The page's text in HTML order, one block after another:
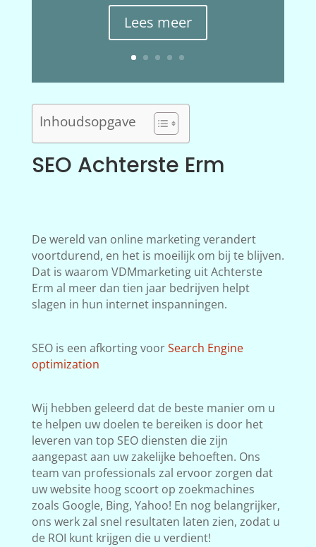
Lees meer
Inhoudsopgave
SEO Achterste Erm
De wereld van online marketing verandert
voortdurend, en het is moeilijk om bij te blijven.
Dat is waarom VDMmarketing uit Achterste
Erm al meer dan tien jaar bedrijven helpt
slagen in hun internet inspanningen.
SEO is een afkorting voorSearch Engine
optimization
Wij hebben geleerd dat de beste manier om u
te helpen uw doelen te bereiken is door het
leveren van top SEO diensten die zijn
aangepast aan uw zakelijke behoeften. Ons
team van professionals zal ervoor zorgen dat
uw website hoog scoort op zoekmachines
zoals Google, Bing, Yahoo! En nog belangrijker,
ons werk zal snel resultaten laten zien, zodat u
de ROI kunt krijgen die u verdient!